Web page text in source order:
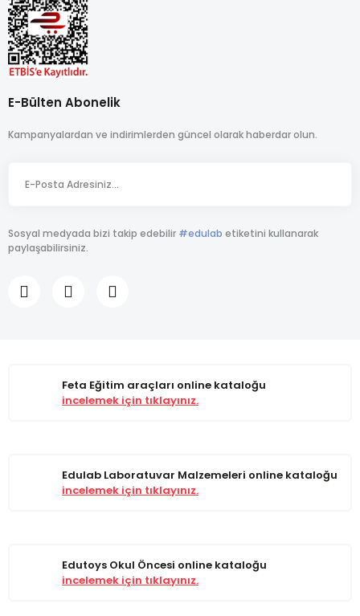
E-Bülten Abonelik
Kampanyalardan ve indirimlerden güncel olarak haberdar olun.
Sosyal medyada bizi takip edebilir #edulab etiketini kullanarak
paylaşabilirsiniz.
Feta Eğitim araçları online kataloğu
incelemek için tıklayınız.
Edulab Laboratuvar Malzemeleri online kataloğu
incelemek için tıklayınız.
Edutoys Okul Öncesi online kataloğu
incelemek için tıklayınız.